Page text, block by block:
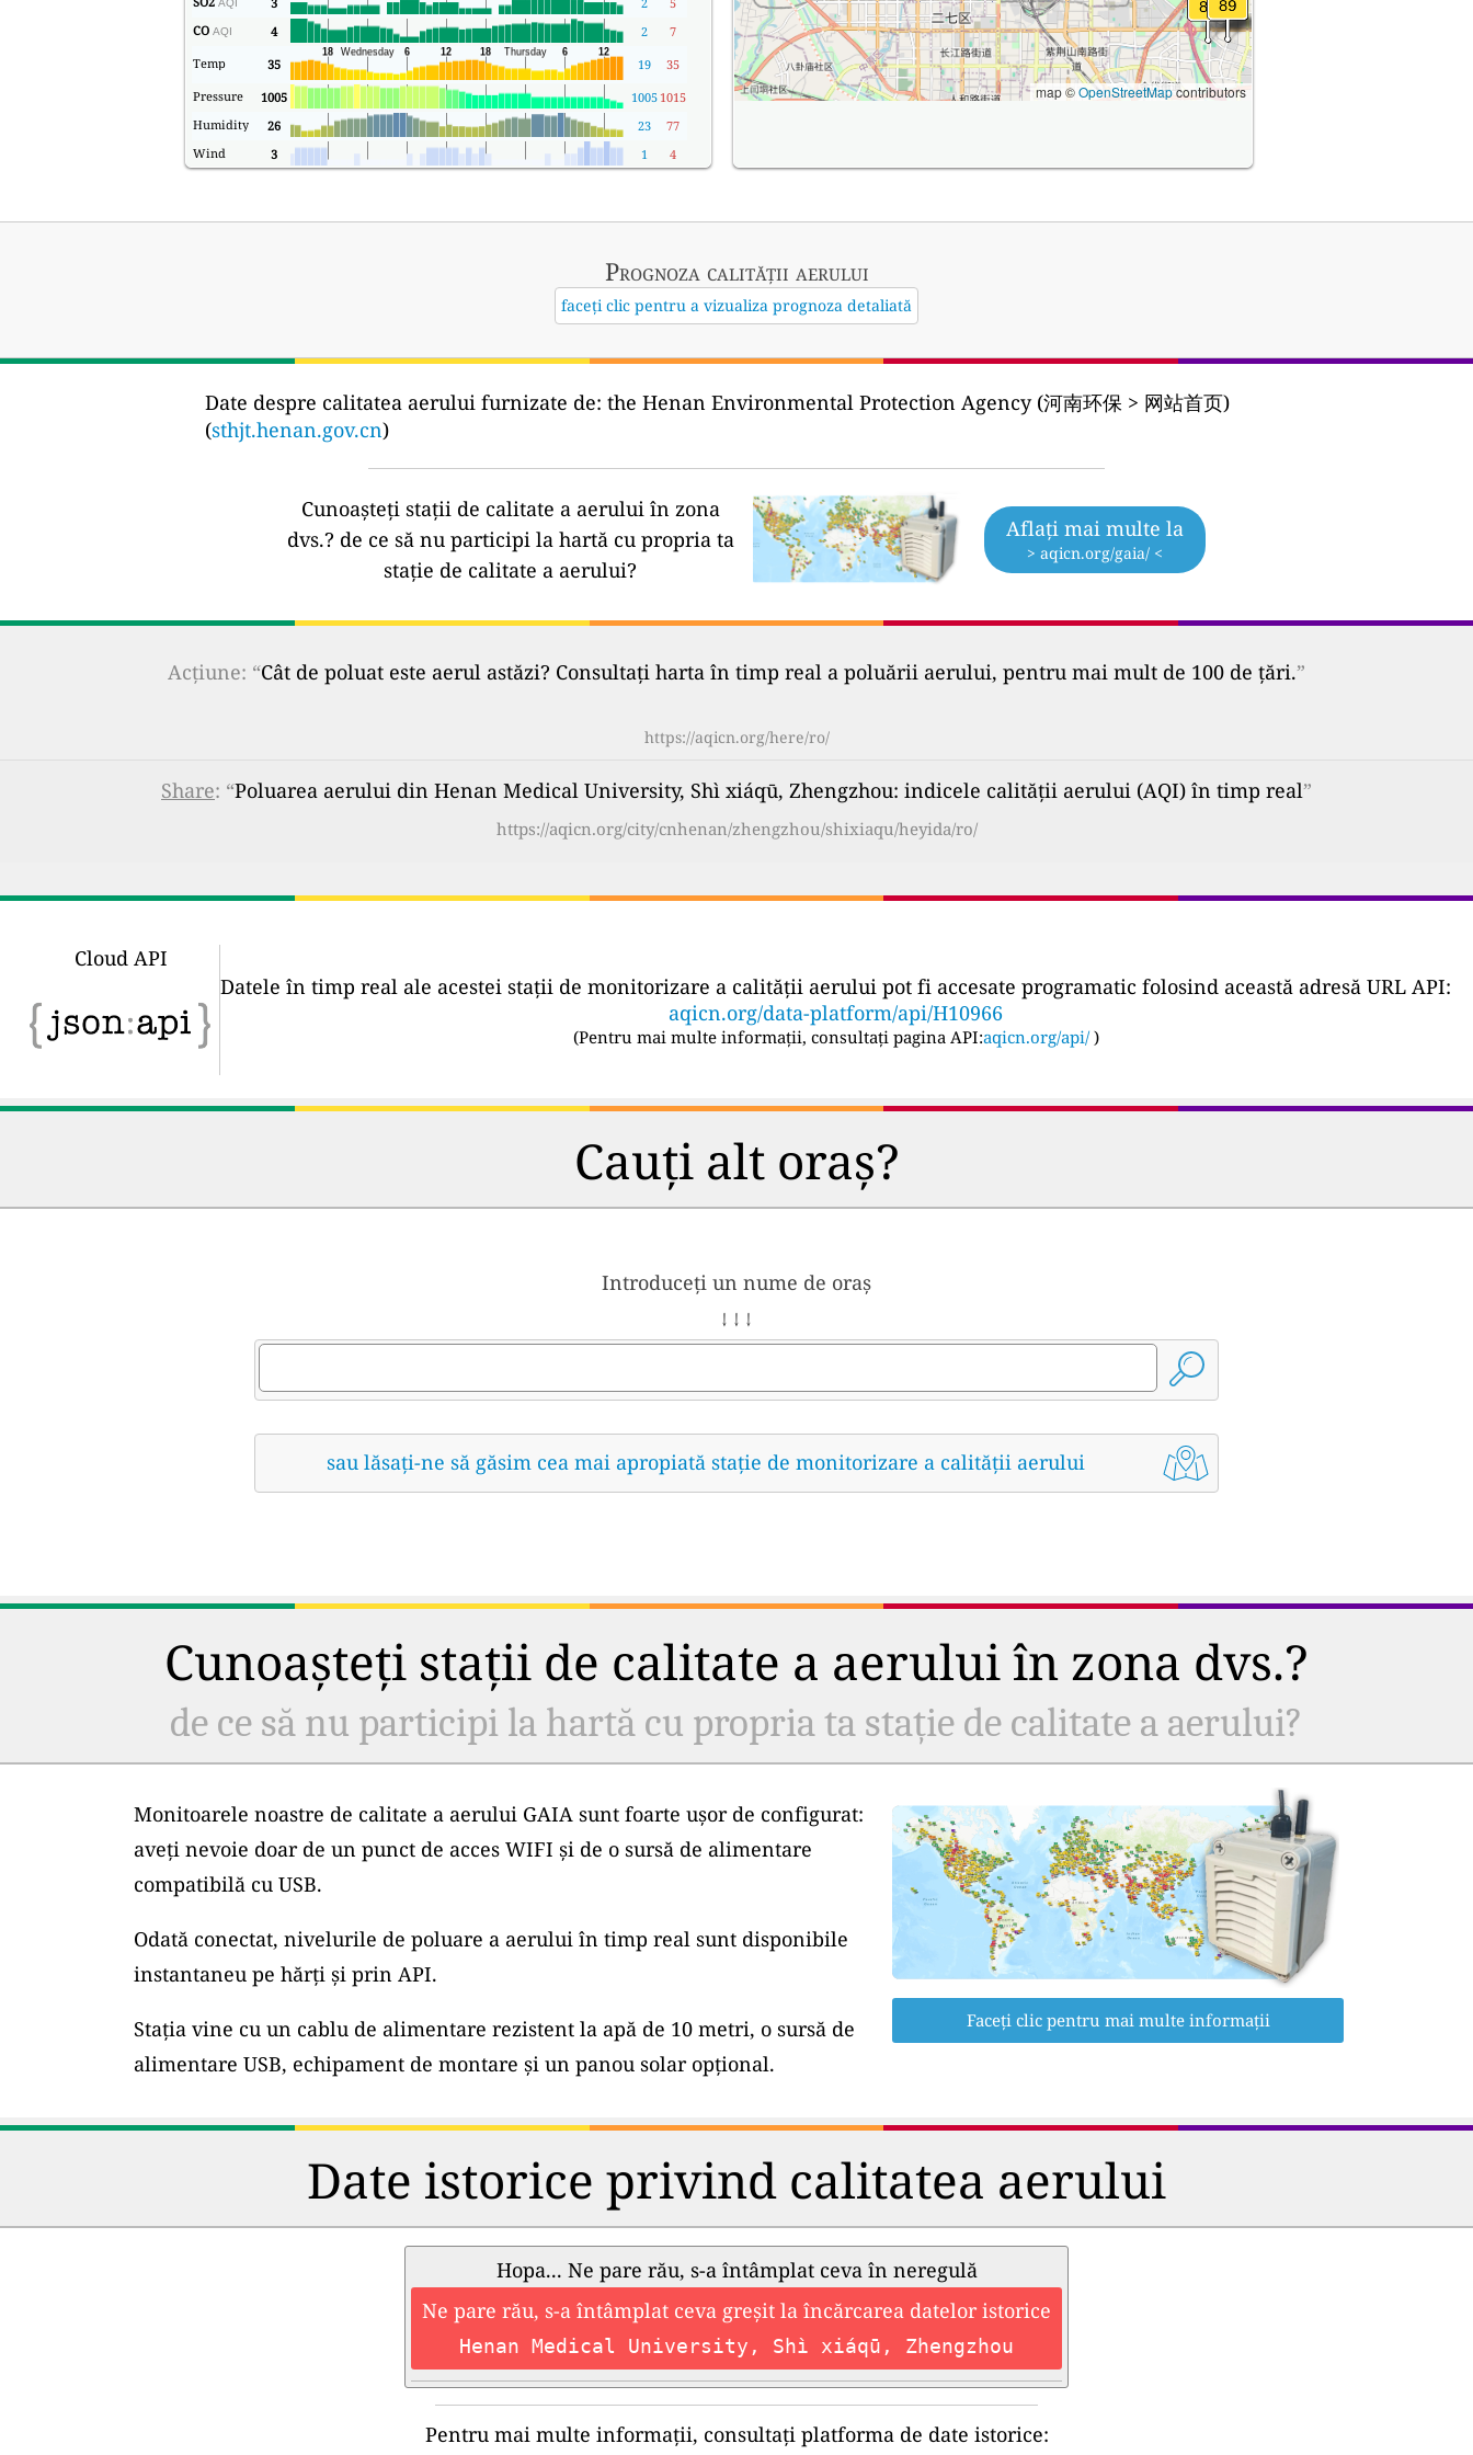
AQI
CO AQI 4 2
7
Temp
35 19
35
Pressure
1005 1005 1015
Humidity
26 23
77
Wind
3 1 4
map ©OpenStreetMapcontributors
Prognoza calității aerului
faceți clic pentru a vizualiza prognoza detaliată
Date despre calitatea aerului furnizate de: the Henan Environmental Protection Agency (河南环保 > 网站首页)
(sthjt.henan.gov.cn)
Cunoașteți stații de calitate a aerului în zona
dvs.? de ce să nu participi la hartă cu propria ta
stație de calitate a aerului?
Aflați mai multe la
> aqicn.org/gaia/ <
Acțiune: “Cât de poluat este aerul astăzi? Consultați harta în timp real a poluării aerului, pentru mai mult de 100 de țări.”
https://aqicn.org/here/ro/
Share: “Poluarea aerului din Henan Medical University, Shì xiáqū, Zhengzhou: indicele calității aerului (AQI) în timp real”
https://aqicn.org/city/cnhenan/zhengzhou/shixiaqu/heyida/ro/
Cloud API
Datele în timp real ale acestei stații de monitorizare a calității aerului pot fi accesate programatic folosind această adresă URL API:
aqicn.org/data-platform/api/H10966
(Pentru mai multe informații, consultați pagina API:aqicn.org/api/ )
Cauți alt oraș?
Introduceți un nume de oraș
↓ ↓ ↓
sau lăsați-ne să găsim cea mai apropiată stație de monitorizare a calității aerului
Cunoașteți stații de calitate a aerului în zona dvs.?
de ce să nu participi la hartă cu propria ta stație de calitate a aerului?
Monitoarele noastre de calitate a aerului GAIA sunt foarte ușor de configurat:
aveți nevoie doar de un punct de acces WIFI și de o sursă de alimentare
compatibilă cu USB.
Odată conectat, nivelurile de poluare a aerului în timp real sunt disponibile
instantaneu pe hărți și prin API.
Stația vine cu un cablu de alimentare rezistent la apă de 10 metri, o sursă de
alimentare USB, echipament de montare și un panou solar opțional.
Faceți clic pentru mai multe informații
Date istorice privind calitatea aerului
Hopa... Ne pare rău, s-a întâmplat ceva în neregulă
Ne pare rău, s-a întâmplat ceva greșit la încărcarea datelor istorice
Henan Medical University, Shì xiáqū, Zhengzhou
Pentru mai multe informații, consultați platforma de date istorice: